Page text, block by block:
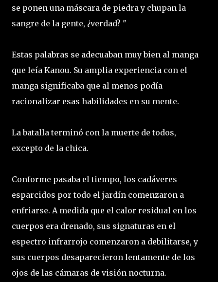
se ponen una máscara de piedra y chupan la
sangre de la gente, ¿verdad? "
Estas palabras se adecuaban muy bien al manga
que leía Kanou. Su amplia experiencia con el
manga significaba que al menos podía
racionalizar esas habilidades en su mente.
La batalla terminó con la muerte de todos,
excepto de la chica.
Conforme pasaba el tiempo, los cadáveres
esparcidos por todo el jardín comenzaron a
enfriarse. A medida que el calor residual en los
cuerpos era drenado, sus signaturas en el
espectro infrarrojo comenzaron a debilitarse, y
sus cuerpos desaparecieron lentamente de los
ojos de las cámaras de visión nocturna.